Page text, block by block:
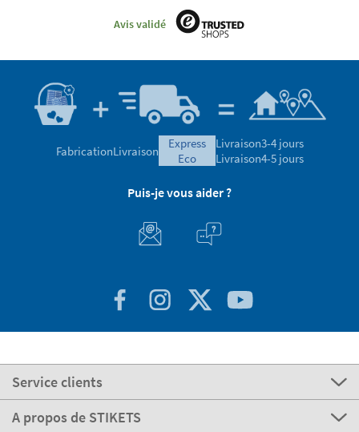
Avis validé
FabricationLivraison
express
eco
Livraison3-4 jours
Livraison4-5 jours
Puis-je vous aider ?
Service clients
A propos de STIKETS